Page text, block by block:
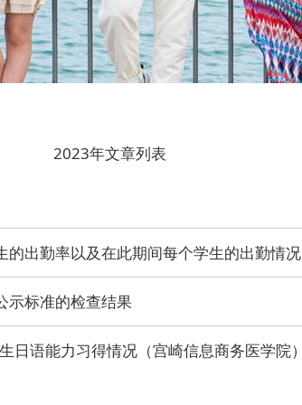
2023年文章列表
的出勤率以及在此期间每个学生的出勤情况
示标准的检查结果
日语能力习得情况（宫崎信息商务医学院）